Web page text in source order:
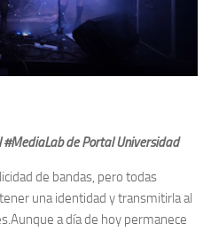
#MediaLab de Portal Universidad
de bandas, pero todas
una identidad y transmitirla al
a día de hoy permanece